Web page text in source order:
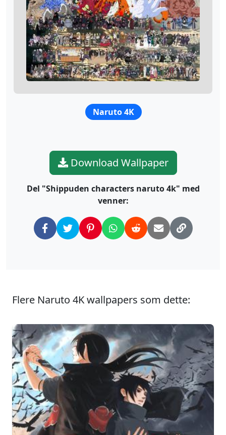
Naruto 4K
Download Wallpaper
Del "Shippuden characters naruto 4k" med
venner:
Flere Naruto 4K wallpapers som dette: